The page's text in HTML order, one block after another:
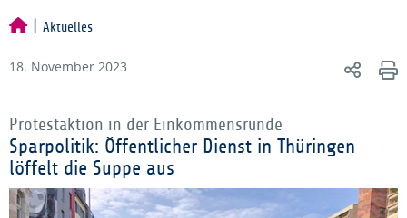
Aktuelles
18. November 2023
Protestaktion in der Einkommensrunde
Sparpolitik: Öffentlicher Dienst in Thüringen
löffelt die Suppe aus